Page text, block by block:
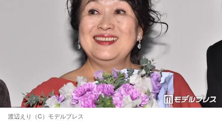
渡辺えり（C）モデルプレス